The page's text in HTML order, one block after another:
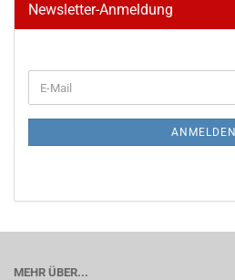
Newsletter-Anmeldung
ZUR
E-
Mail
ANMELDEN
MEHR ÜBER...